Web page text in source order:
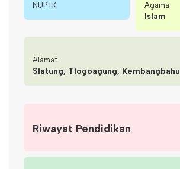
NUPTK Agama
Islam
Alamat
Slatung, Tlogoagung, Kembangbahu
Riwayat Pendidikan